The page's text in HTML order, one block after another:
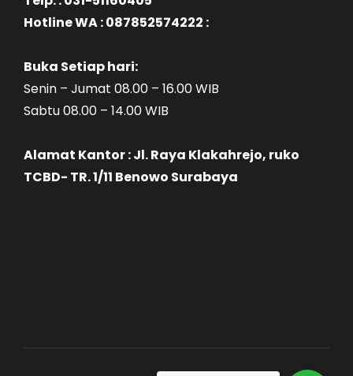
Hotline WA : 087852574222 :
Buka Setiap hari:
Senin – Jumat 08.00 – 16.00 WIB
Sabtu 08.00 – 14.00 WIB
Alamat Kantor : Jl. Raya Klakahrejo, ruko
TCBD- TR. 1/11 Benowo Surabaya